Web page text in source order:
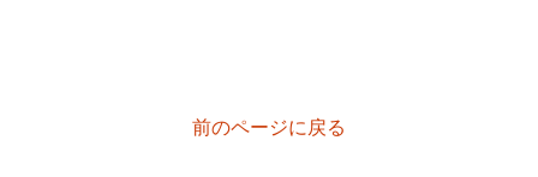
前のページに戻る